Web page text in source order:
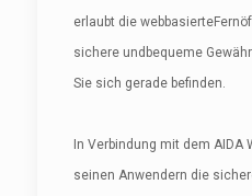
erlaubt die
sichere undbequeme
Sie sich gerade befinden.
In Verbindung mit dem AIDA
seinen Anwendern die